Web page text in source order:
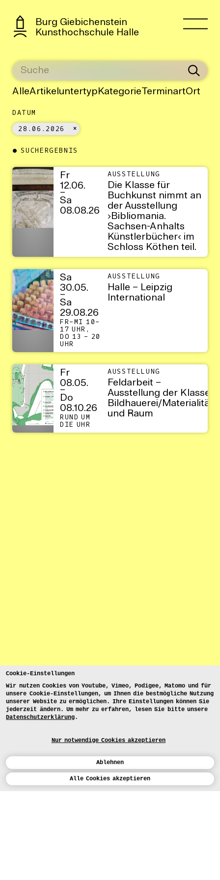
Cookie-Einstellungen
Wir nutzen Cookies von Youtube, Vimeo, Podigee, Matomo und für
unsere Cookie-Einstellungen, um Ihnen die bestmögliche Nutzung
unserer Website zu ermöglichen. Ihre Einstellungen können Sie
jederzeit ändern. Um mehr zu erfahren, lesen Sie bitte unsere
Datenschutzerklärung.
Nur notwendige Cookies akzeptieren
Ablehnen
Alle Cookies akzeptieren
Burg Giebichenstein
Kunsthochschule Halle
Kalender
AlleArtikeluntertyp KategorieTerminartOrt
DATUM
28.06.2026
SUCHERGEBNIS
Fr
12.06.
–
Sa
08.08.26
AUSSTELLUNG
Die Klasse für
Buchkunst nimmt an
der Ausstellung
›Bibliomania.
Sachsen-Anhalts
Künstlerbücher‹ im
Schloss Köthen teil.
Sa
30.05.
–
Sa
29.08.26
FR–MI 10–
17 UHR,
DO 13 – 20
UHR
AUSSTELLUNG
Halle – Leipzig
International
Fr
08.05.
–
Do
08.10.26
RUND UM
DIE UHR
AUSSTELLUNG
Feldarbeit –
Ausstellung der Klasse
Bildhauerei/Materialität
und Raum